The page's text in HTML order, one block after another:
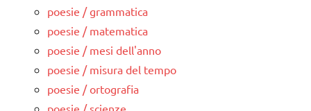
poesie / grammatica
poesie / matematica
poesie / mesi dell'anno
poesie / misura del tempo
poesie / ortografia